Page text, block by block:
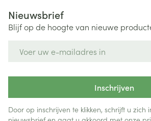
Nieuwsbrief
Blijf op de hoogte van nieuwe
Inschrijven
Door op inschrijven te klikken, schrijft u zich